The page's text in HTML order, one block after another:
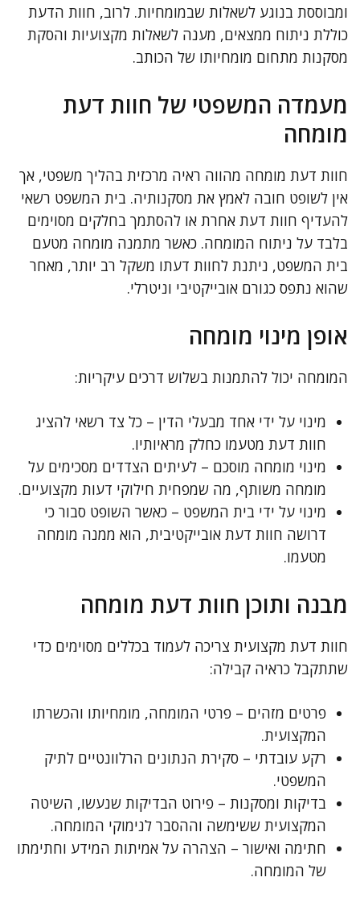
ומבוססת בנוגע לשאלות שבמומחיות. לרוב, חוות הדעת
כוללת ניתוח ממצאים, מענה לשאלות מקצועיות והסקת
מסקנות מתחום מומחיותו של הכותב.
מעמדה המשפטי של חוות דעת
מומחה
חוות דעת מומחה מהווה ראיה מרכזית בהליך משפטי, אך
אין לשופט חובה לאמץ את מסקנותיה. בית המשפט רשאי
להעדיף חוות דעת אחרת או להסתמך בחלקים מסוימים
בלבד על ניתוח המומחה. כאשר מתמנה מומחה מטעם
בית המשפט, ניתנת לחוות דעתו משקל רב יותר, מאחר
שהוא נתפס כגורם אובייקטיבי וניטרלי.
אופן מינוי מומחה
המומחה יכול להתמנות בשלוש דרכים עיקריות:
מינוי על ידי אחד מבעלי הדין – כל צד רשאי להציג
חוות דעת מטעמו כחלק מראיותיו.
מינוי מומחה מוסכם – לעיתים הצדדים מסכימים על
מומחה משותף, מה שמפחית חילוקי דעות מקצועיים.
מינוי על ידי בית המשפט – כאשר השופט סבור כי
דרושה חוות דעת אובייקטיבית, הוא ממנה מומחה
מטעמו.
מבנה ותוכן חוות דעת מומחה
חוות דעת מקצועית צריכה לעמוד בכללים מסוימים כדי
שתתקבל כראיה קבילה:
פרטים מזהים – פרטי המומחה, מומחיותו והכשרתו
המקצועית.
רקע עובדתי – סקירת הנתונים הרלוונטיים לתיק
המשפטי.
בדיקות ומסקנות – פירוט הבדיקות שנעשו, השיטה
המקצועית ששימשה וההסבר לנימוקי המומחה.
חתימה ואישור – הצהרה על אמיתות המידע וחתימתו
של המומחה.